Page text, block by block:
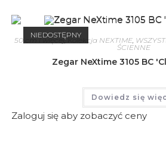
NIEDOSTĘPNY
50 cm i więcej,Kolekcja NEXTIME,
ŚCIENNE
Zegar NeXtime 3105 BC
Dowiedz się
Zaloguj się aby zobaczyć ceny